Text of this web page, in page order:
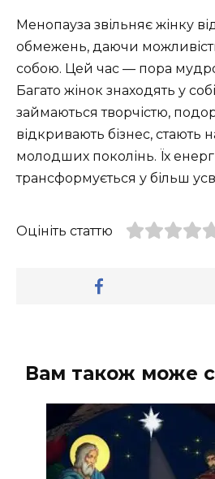
Менопауза звільняє жінку
обмежень, даючи
собою. Цей час — пора
Багато жінок знаходять у
займаються творчістю,
відкривають бізнес, стають
молодших поколінь. Їх
трансформується у більш
Оцініть статтю
Вам також може